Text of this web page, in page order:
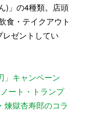
)」の4種類。店頭
食・テイクアウト
ゼントしてい
」キャンペーン
ート・トランプ
煉獄杏寿郎のコラ